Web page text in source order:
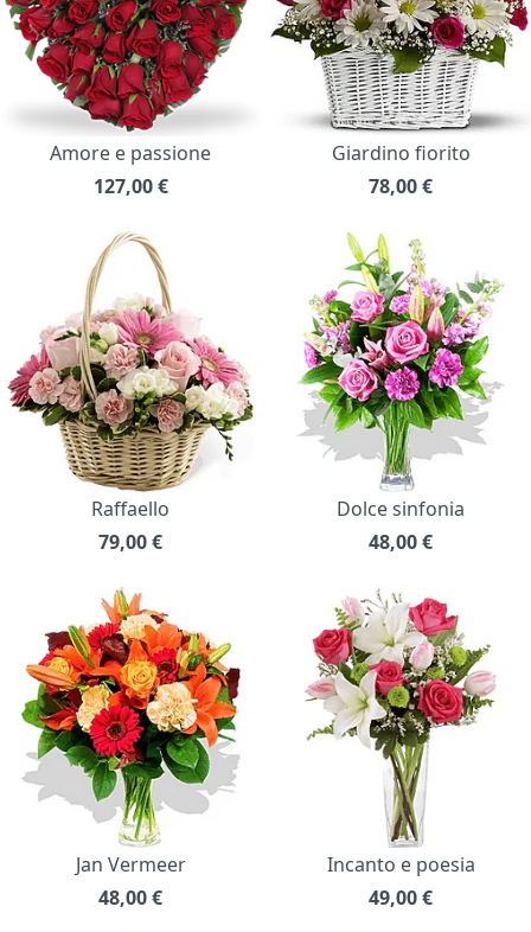
Amore e passione
127,00 €
Giardino fiorito
78,00€
Raffaello
79,00€
Dolce sinfonia
48,00€
Jan Vermeer
48,00€
Incanto e poesia
49,00€